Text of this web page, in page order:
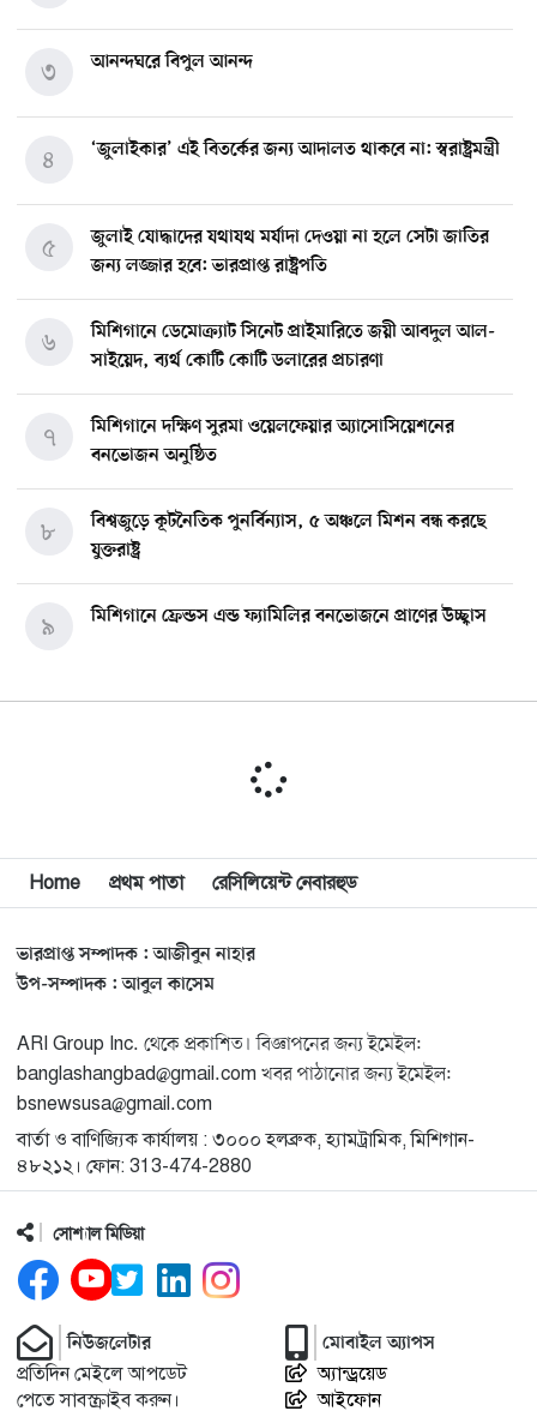
আনন্দঘরে বিপুল আনন্দ
৩
‘জুলাইকার’ এই বিতর্কের জন্য আদালত থাকবে না: স্বরাষ্ট্রমন্ত্রী
৪
জুলাই যোদ্ধাদের যথাযথ মর্যাদা দেওয়া না হলে সেটা জাতির
জন্য লজ্জার হবে: ভারপ্রাপ্ত রাষ্ট্রপতি
৫
মিশিগানে ডেমোক্র্যাট সিনেট প্রাইমারিতে জয়ী আবদুল আল-
সাইয়েদ, ব্যর্থ কোটি কোটি ডলারের প্রচারণা
৬
মিশিগানে দক্ষিণ সুরমা ওয়েলফেয়ার অ্যাসোসিয়েশনের
বনভোজন অনুষ্ঠিত
৭
বিশ্বজুড়ে কূটনৈতিক পুনর্বিন্যাস, ৫ অঞ্চলে মিশন বন্ধ করছে
যুক্তরাষ্ট্র
৮
মিশিগানে ফ্রেন্ডস এন্ড ফ্যামিলির বনভোজনে প্রাণের উচ্ছ্বাস
৯
মিশিগানে ডেমোক্র্যাটদের প্রাইমারিতে আল-সাইয়েদকে হারাতে
মুনা দাওয়াহ কনফারেন্স ২০২৬ সম্পর্কে প্রেস ব্রিফিং
শেখ হাসিনার সঙ্গে সংবাদ সম্মেলনে থাকছেন সাকিব আল
হাসান
১২
যুক্তরাষ্ট্রকে ছাড়ে বাধ্য করতে কোন কৌশলে ওয়াশিংটনের ওপর
১৩
ট্রাম্প অর্গানাইজেশনের হিসাব বন্ধের কারণ জানাল ক্যাপিটাল
ওয়ান
১৪
মুক্তিযোদ্ধাদের তালিকা তৈরিতে সহযোগিতায় আগ্রহী যুক্তরাষ্ট্র
১৫
নিউইয়র্কে বড়লেখাবাসীর মিলনমেলা বড়লেখা সামাজিক ও
সাংস্কৃতিক সমিতির বার্ষিক বনভোজন
১৬
ওয়াশিংটন ডিসিতে ছাড়া হচ্ছে ৬ লাখ মশা
১৭
Home প্রথম পাতা রেসিলিয়েন্ট নেবারহুড
ভারপ্রাপ্ত সম্পাদক : আজীবুন নাহার
উপ-সম্পাদক : আবুল কাসেম
ARI Group Inc. থেকে প্রকাশিত। বিজ্ঞাপনের জন্য ইমেইল:
banglashangbad@gmail.com খবর পাঠানোর জন্য ইমেইল:
bsnewsusa@gmail.com
বার্তা ও বাণিজ্যিক কার্যালয় : ৩০০০ হলব্রুক, হ্যামট্রামিক, মিশিগান-
৪৮২১২। ফোন: 313-474-2880
সোশ্যাল মিডিয়া
নিউজলেটার
প্রতিদিন মেইলে আপডেট
পেতে সাবস্ক্রাইব করুন।
মোবাইল অ্যাপস
অ্যান্ড্রয়েড
আইফোন